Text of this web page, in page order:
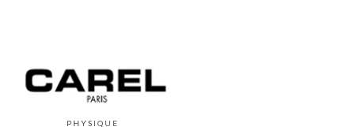
PHYSIQUE